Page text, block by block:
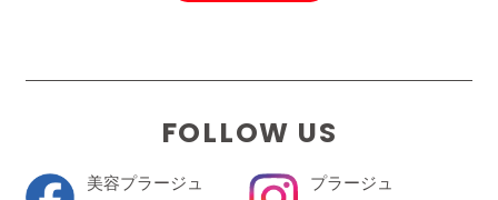
FOLLOW US
美容プラージュ
プラージュ